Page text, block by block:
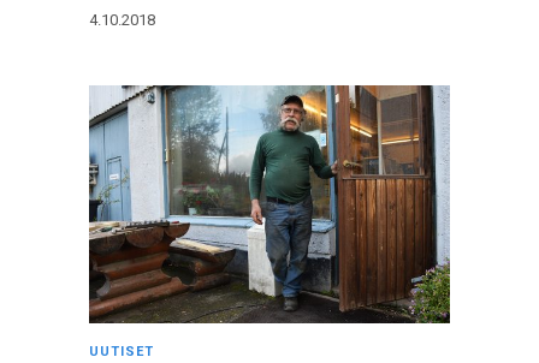
4.10.2018
UUTISET